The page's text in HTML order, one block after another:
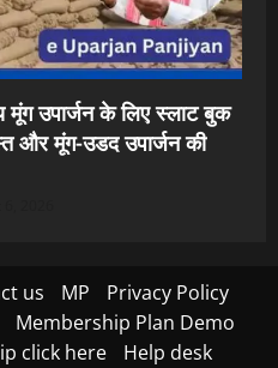
मूंग उपार्जन के लिए स्लाट बुक
और मूंग-उडद उपार्जन की
us MP
Privacy Policy
Membership Plan Demo
click here Help desk